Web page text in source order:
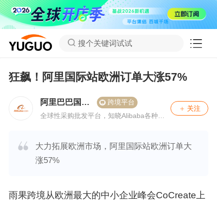
搜个关键词试试
狂飙！阿里国际站欧洲订单大涨57%
阿里巴巴国际
站
跨境平台
全球性采购批发平台，知晓Alibaba各种活
关注
大力拓展欧洲市场，阿里国际站欧洲订单大
涨57%
雨果跨境从欧洲最大的中小企业峰会CoCreate上